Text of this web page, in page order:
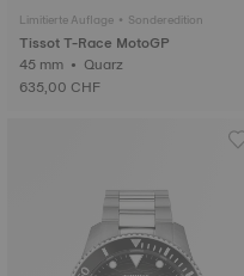
Limitierte Auflage • Sonderedition
Tissot T-Race MotoGP
45 mm • Quarz
635,00 CHF